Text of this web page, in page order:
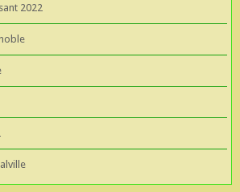
2022